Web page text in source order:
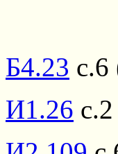
Б4.23 с.6
И1.26